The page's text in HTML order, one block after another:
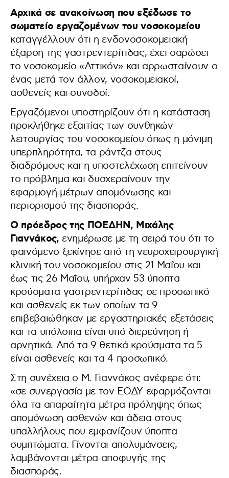
Αρχικά σε ανακοίνωση που εξέδωσε το
σωματείο εργαζομένων του νοσοκομείου
καταγγέλλουν ότι η ενδονοσοκομειακή
έξαρση της γαστρεντερίτιδας, έχει σαρώσει
το νοσοκομείο «Αττικόν» και αρρωσταίνουν ο
ένας μετά τον άλλον, νοσοκομειακοί,
ασθενείς και συνοδοί.
Εργαζόμενοι υποστηρίζουν ότι η κατάσταση
προκλήθηκε εξαιτίας των συνθηκών
λειτουργίας του νοσοκομείου όπως η μόνιμη
υπερπληρότητα, τα ράντζα στους
διαδρόμους και η υποστελέχωση επιτείνουν
το πρόβλημα και δυσχεραίνουν την
εφαρμογή μέτρων απομόνωσης και
περιορισμού της διασποράς.
Ο πρόεδρος της ΠΟΕΔΗΝ, Μιχάλης
Γιαννάκος, ενημέρωσε με τη σειρά του ότι το
φαινόμενο ξεκίνησε από τη νευροχειρουργική
κλινική του νοσοκομείου στις 21 Μαΐου και
έως τις 26 Μαΐου, υπήρχαν 53 ύποπτα
κρούσματα γαστρεντερίτιδας σε προσωπικό
και ασθενείς εκ των οποίων τα 9
επιβεβαιώθηκαν με εργαστηριακές εξετάσεις
και τα υπόλοιπα είναι υπό διερεύνηση ή
αρνητικά. Από τα 9 θετικά κρούσματα τα 5
είναι ασθενείς και τα 4 προσωπικό.
Στη συνέχεια ο Μ. Γιαννάκος ανέφερε ότι:
«σε συνεργασία με τον ΕΟΔΥ εφαρμόζονται
όλα τα απαραίτητα μέτρα πρόληψης όπως
απομόνωση ασθενών και άδεια στους
υπαλλήλους που εμφανίζουν ύποπτα
συμπτώματα. Γίνονται απολυμάνσεις,
λαμβάνονται μέτρα αποφυγής της
διασποράς.